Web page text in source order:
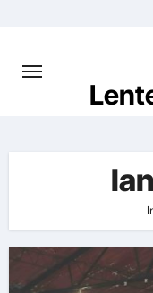
contenido